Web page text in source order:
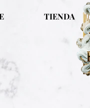
TIENDA